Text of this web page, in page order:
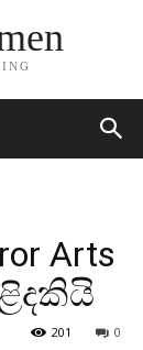
Arts
0
201